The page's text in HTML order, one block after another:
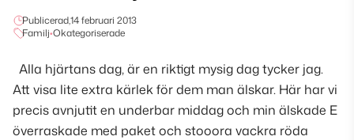
Publicerad,14 februari 2013
Familj•Okategoriserade
Alla hjärtans dag, är en riktigt mysig dag tycker jag.
Att visa lite extra kärlek för dem man älskar. Här har vi
precis avnjutit en underbar middag och min älskade E
överraskade med paket och stooora vackra röda